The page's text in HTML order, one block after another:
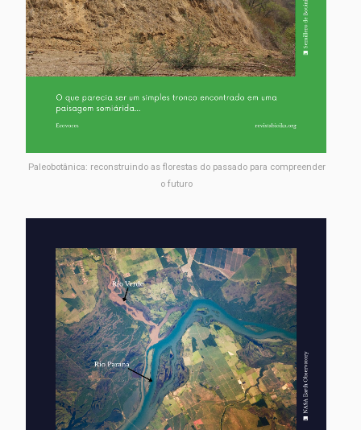
Paleobotânica: reconstruindo as florestas do passado para compreender
o futuro